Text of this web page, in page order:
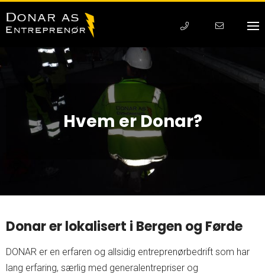
Hvem er Donar?
Donar er lokalisert i Bergen og Førde
DONAR er en erfaren og allsidig entreprenørbedrift som har
lang erfaring, særlig med generalentrepriser og